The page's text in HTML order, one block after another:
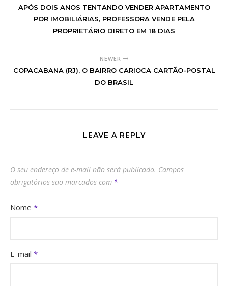
APÓS DOIS ANOS TENTANDO VENDER APARTAMENTO
POR IMOBILIÁRIAS, PROFESSORA VENDE PELA
PROPRIETÁRIO DIRETO EM 18 DIAS
NEWER
COPACABANA (RJ), O BAIRRO CARIOCA CARTÃO-POSTAL
DO BRASIL
LEAVE A REPLY
O seu endereço de e-mail não será publicado. Campos
obrigatórios são marcados com *
Nome *
E-mail *